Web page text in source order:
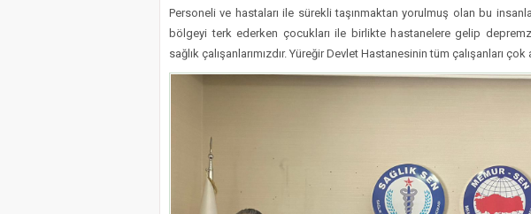
​Personeli ve hastaları ile sürekli taşınmaktan yorulmuş olan bu
bölgeyi terk ederken çocukları ile birlikte hastanelere gelip
sağlık çalışanlarımızdır. Yüreğir Devlet Hastanesinin tüm çalışanları